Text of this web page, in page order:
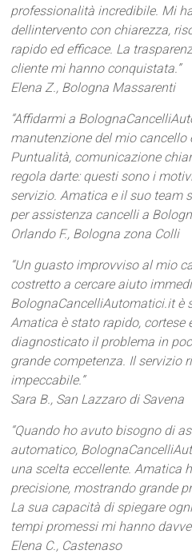
professionalità incredibile. Mi
dellintervento con chiarezza,
rapido ed efficace. La
cliente mi hanno conquistata.”
Elena Z., Bologna Massarenti
“Affidarmi a
manutenzione del mio cancello
Puntualità, comunicazione
regola darte: questi sono i
servizio. Amatica e il suo team
per assistenza cancelli a
Orlando F., Bologna zona Colli
“Un guasto improvviso al mio
costretto a cercare aiuto
BolognaCancelliAutomatici.it è
Amatica è stato rapido, cortese
diagnosticato il problema in
grande competenza. Il servizio
impeccabile.”
Sara B., San Lazzaro di Savena
“Quando ho avuto bisogno di
automatico,
una scelta eccellente. Amatica
precisione, mostrando grande
La sua capacità di spiegare
tempi promessi mi hanno
Elena C., Castenaso